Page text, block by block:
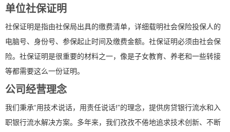
单位社保证明
社保证明是指由社保局出具的缴费清单，详细载明社会保险投保人的
电脑号、身份号、参保起止时间及缴费金额。社保证明必须由社会保
险。社保证明是很重要的材料之一，像是子女教育、养老和一些转接
等都需要这么一份证明。
公司经营理念
我们秉承“用技术说话，用责任说话!”的理念，提供房贷银行流水和入
职银行流水解决方案。多年来，我们孜孜不倦地追求技术创新、不断